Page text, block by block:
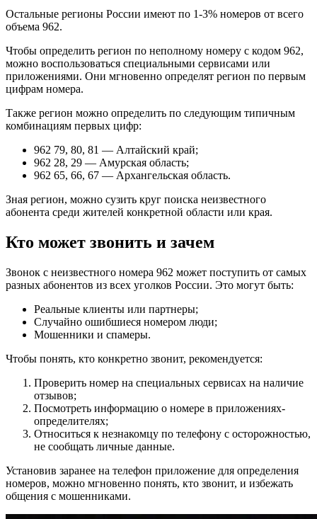
Остальные регионы России имеют по 1-3% номеров от всего
объема 962.
Чтобы определить регион по неполному номеру с кодом 962,
можно воспользоваться специальными сервисами или
приложениями. Они мгновенно определят регион по первым
цифрам номера.
Также регион можно определить по следующим типичным
комбинациям первых цифр:
962 79, 80, 81 — Алтайский край;
962 28, 29 — Амурская область;
962 65, 66, 67 — Архангельская область.
Зная регион, можно сузить круг поиска неизвестного
абонента среди жителей конкретной области или края.
Кто может звонить и зачем
Звонок с неизвестного номера 962 может поступить от самых
разных абонентов из всех уголков России. Это могут быть:
Реальные клиенты или партнеры;
Случайно ошибшиеся номером люди;
Мошенники и спамеры.
Чтобы понять, кто конкретно звонит, рекомендуется:
Проверить номер на специальных сервисах на наличие
отзывов;
Посмотреть информацию о номере в приложениях-
определителях;
Относиться к незнакомцу по телефону с осторожностью,
не сообщать личные данные.
Установив заранее на телефон приложение для определения
номеров, можно мгновенно понять, кто звонит, и избежать
общения с мошенниками.